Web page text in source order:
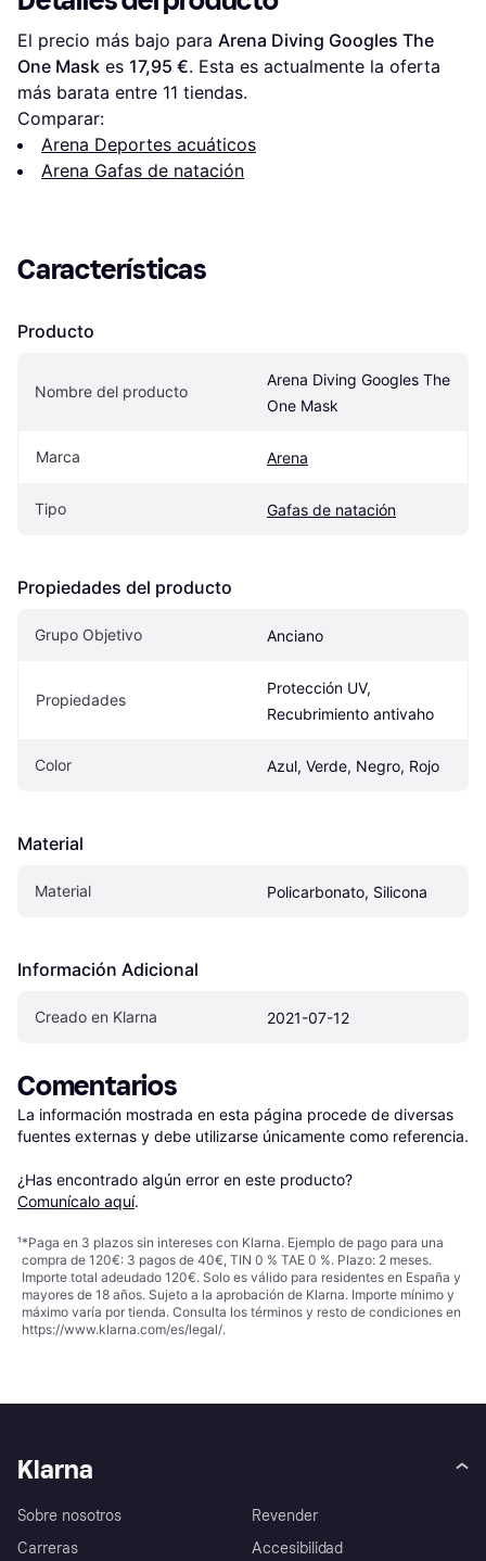
El precio más bajo para Arena Diving Googles The
One Mask es 17,95 €. Esta es actualmente la oferta
más barata entre 11 tiendas.
Comparar:
Arena Deportes acuáticos
Arena Gafas de natación
Características
Producto
Nombre del producto
Arena Diving Googles The
One Mask
Marca Arena
Tipo Gafas de natación
Propiedades del producto
Grupo Objetivo Anciano
Propiedades
Protección UV,
Recubrimiento antivaho
Color Azul, Verde, Negro, Rojo
Material
Material Policarbonato, Silicona
Información Adicional
Creado en Klarna 2021-07-12
Comentarios
La información mostrada en esta página procede de diversas
fuentes externas y debe utilizarse únicamente como referencia.
¿Has encontrado algún error en este producto?
Comunícalo aquí.
¹*Paga en 3 plazos sin intereses con Klarna. Ejemplo de pago para una
compra de 120€: 3 pagos de 40€, TIN 0 % TAE 0 %. Plazo: 2 meses.
Importe total adeudado 120€. Solo es válido para residentes en España y
mayores de 18 años. Sujeto a la aprobación de Klarna. Importe mínimo y
máximo varía por tienda. Consulta los términos y resto de condiciones en
https://www.klarna.com/es/legal/.
Klarna
Sobre nosotros
Carreras
Revender
Accesibilidad